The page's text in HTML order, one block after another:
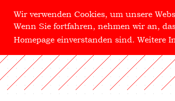
Wir verwenden Cookies, um unsere
Wenn Sie fortfahren, nehmen wir an,
Homepage einverstanden sind. Weitere